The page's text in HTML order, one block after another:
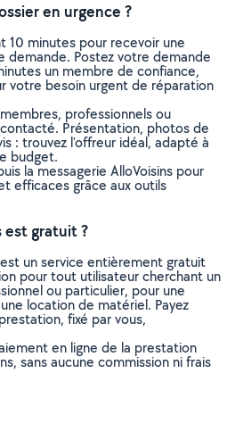
en urgence ?
10 minutes pour recevoir une
demande. Postez votre demande
un membre de confiance,
votre besoin urgent de réparation
professionnels ou
Présentation, photos de
: trouvez l'offreur idéal, adapté à
budget.
la messagerie AlloVoisins pour
efficaces grâce aux outils
est gratuit ?
un service entièrement gratuit
pour tout utilisateur cherchant un
ou particulier, pour une
location de matériel. Payez
fixé par vous,
en ligne de la prestation
sans aucune commission ni frais